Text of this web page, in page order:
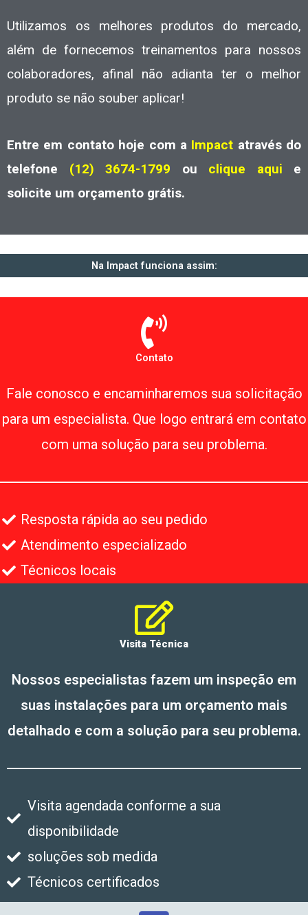
Utilizamos os melhores produtos do mercado,
além de fornecemos treinamentos para nossos
colaboradores, afinal não adianta ter o melhor
produto se não souber aplicar!
Entre em contato hoje com a Impact através do
telefone (12) 3674-1799 ou clique aqui
e
solicite um orçamento grátis.
Na Impact funciona assim:
Contato
Fale conosco e encaminharemos sua solicitação
para um especialista. Que logo entrará em contato
com uma solução para seu problema.
Resposta rápida ao seu pedido
Atendimento especializado
Técnicos locais
Visita Técnica
Nossos especialistas fazem um inspeção em
suas instalações para um orçamento mais
detalhado e com a solução para seu problema.
Visita agendada conforme a sua
disponibilidade
soluções sob medida
Técnicos certificados